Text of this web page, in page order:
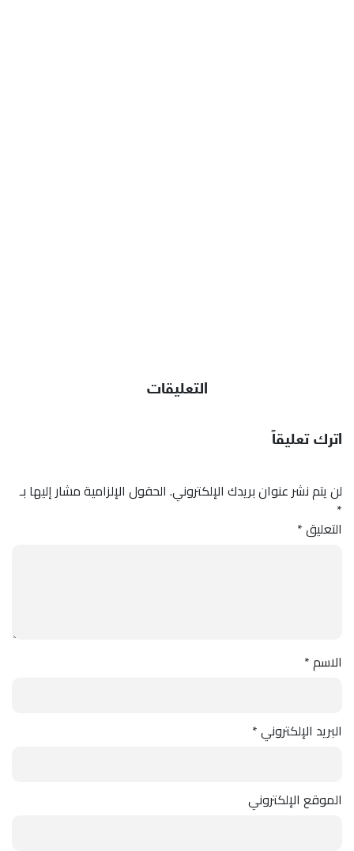
التعليقات
اترك تعليقاً
لن يتم نشر عنوان بريدك الإلكتروني. الحقول الإلزامية مشار إليها بـ
*
التعليق*
الاسم*
البريد الإلكتروني*
الموقع الإلكتروني